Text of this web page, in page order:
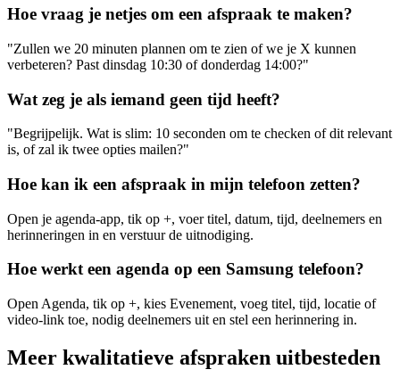
Hoe vraag je netjes om een afspraak te maken?
"Zullen we 20 minuten plannen om te zien of we je X kunnen
verbeteren? Past dinsdag 10:30 of donderdag 14:00?"
Wat zeg je als iemand geen tijd heeft?
"Begrijpelijk. Wat is slim: 10 seconden om te checken of dit relevant
is, of zal ik twee opties mailen?"
Hoe kan ik een afspraak in mijn telefoon zetten?
Open je agenda-app, tik op +, voer titel, datum, tijd, deelnemers en
herinneringen in en verstuur de uitnodiging.
Hoe werkt een agenda op een Samsung telefoon?
Open Agenda, tik op +, kies Evenement, voeg titel, tijd, locatie of
video-link toe, nodig deelnemers uit en stel een herinnering in.
Meer kwalitatieve afspraken uitbesteden